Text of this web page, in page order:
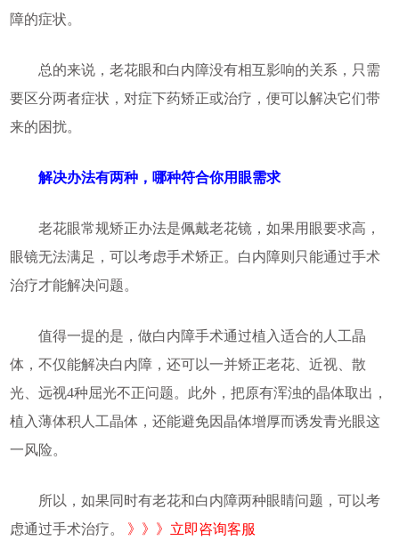
障的症状。
总的来说，老花眼和白内障没有相互影响的关系，只需
要区分两者症状，对症下药矫正或治疗，便可以解决它们带
来的困扰。
解决办法有两种，哪种符合你用眼需求
老花眼常规矫正办法是佩戴老花镜，如果用眼要求高，
眼镜无法满足，可以考虑手术矫正。白内障则只能通过手术
治疗才能解决问题。
值得一提的是，做白内障手术通过植入适合的人工晶
体，不仅能解决白内障，还可以一并矫正老花、近视、散
光、远视4种屈光不正问题。此外，把原有浑浊的晶体取出，
植入薄体积人工晶体，还能避免因晶体增厚而诱发青光眼这
一风险。
所以，如果同时有老花和白内障两种眼睛问题，可以考
虑通过手术治疗。 》》》立即咨询客服